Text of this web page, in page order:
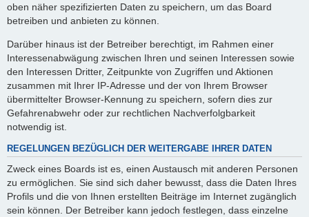
oben näher spezifizierten Daten zu speichern, um das Board
betreiben und anbieten zu können.
Darüber hinaus ist der Betreiber berechtigt, im Rahmen einer
Interessenabwägung zwischen Ihren und seinen Interessen sowie
den Interessen Dritter, Zeitpunkte von Zugriffen und Aktionen
zusammen mit Ihrer IP-Adresse und der von Ihrem Browser
übermittelter Browser-Kennung zu speichern, sofern dies zur
Gefahrenabwehr oder zur rechtlichen Nachverfolgbarkeit
notwendig ist.
REGELUNGEN BEZÜGLICH DER WEITERGABE IHRER DATEN
Zweck eines Boards ist es, einen Austausch mit anderen Personen
zu ermöglichen. Sie sind sich daher bewusst, dass die Daten Ihres
Profils und die von Ihnen erstellten Beiträge im Internet zugänglich
sein können. Der Betreiber kann jedoch festlegen, dass einzelne